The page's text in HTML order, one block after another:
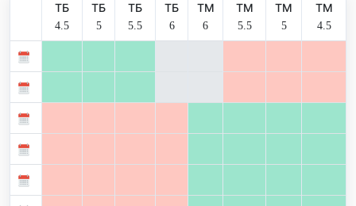
ТБ
4.5
ТБ
5
ТБ
5.5
ТБ
6
ТМ
6
ТМ
5.5
ТМ
5
ТМ
4.5